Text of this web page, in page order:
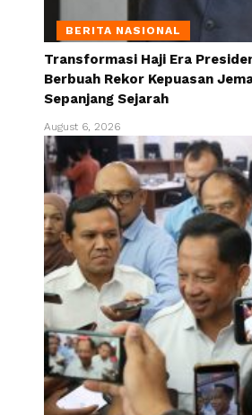
BERITA NASIONAL
Transformasi Haji Era
Berbuah Rekor Kepuasan
Sepanjang Sejarah
August 6, 2026